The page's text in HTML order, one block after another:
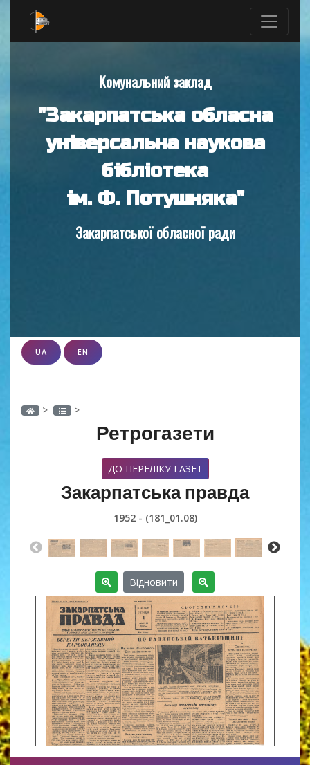
Комунальний заклад
"Закарпатська обласна
універсальна наукова
бібліотека
ім. Ф. Потушняка"
Закарпатської обласної ради
UA EN
> >
Ретрогазети
ДО ПЕРЕЛІКУ ГАЗЕТ
Закарпатська правда
1952 - (181_01.08)
Відновити